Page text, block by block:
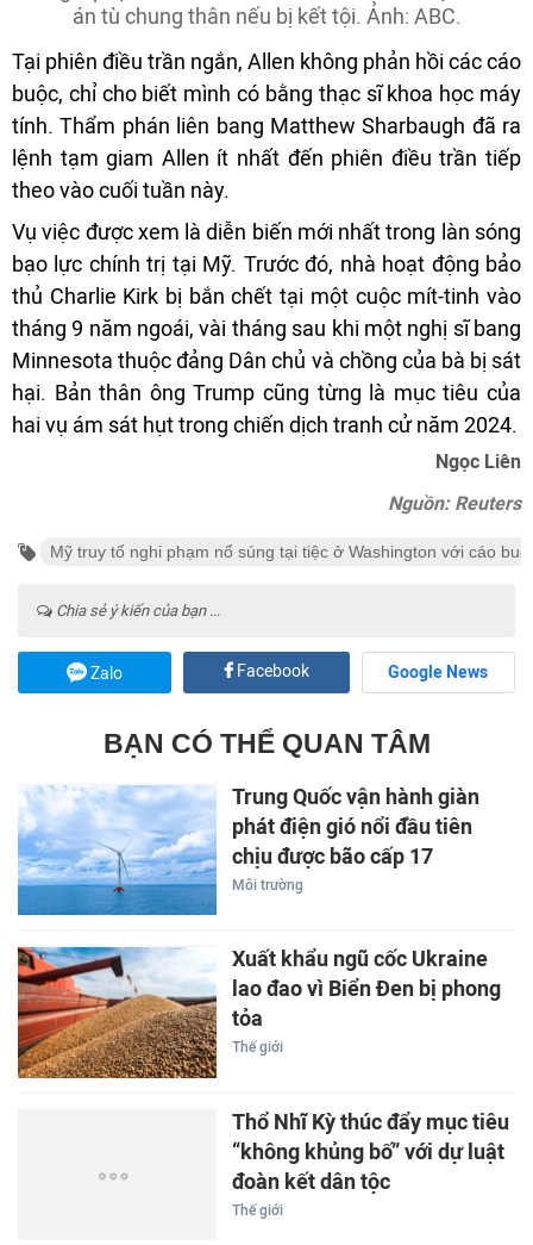
án tù chung thân nếu bị kết tội. Ảnh: ABC.
Tại phiên điều trần ngắn, Allen không phản hồi các cáo
buộc, chỉ cho biết mình có bằng thạc sĩ khoa học máy
tính. Thẩm phán liên bang Matthew Sharbaugh đã ra
lệnh tạm giam Allen ít nhất đến phiên điều trần tiếp
theo vào cuối tuần này.
Vụ việc được xem là diễn biến mới nhất trong làn sóng
bạo lực chính trị tại Mỹ. Trước đó, nhà hoạt động bảo
thủ Charlie Kirk bị bắn chết tại một cuộc mít-tinh vào
tháng 9 năm ngoái, vài tháng sau khi một nghị sĩ bang
Minnesota thuộc đảng Dân chủ và chồng của bà bị sát
hại. Bản thân ông Trump cũng từng là mục tiêu của
hai vụ ám sát hụt trong chiến dịch tranh cử năm 2024.
Ngọc Liên
Nguồn: Reuters
Mỹ truy tố nghi phạm nổ súng tại tiệc ở Washington với cáo
Chia sẻ ý kiến của bạn ...
Zalo Facebook Google News
BẠN CÓ THỂ QUAN TÂM
Trung Quốc vận hành giàn
phát điện gió nổi đầu tiên
chịu được bão cấp 17
Môi trường
Xuất khẩu ngũ cốc Ukraine
lao đao vì Biển Đen bị phong
tỏa
Thế giới
Thổ Nhĩ Kỳ thúc đẩy mục tiêu
“không khủng bố” với dự luật
đoàn kết dân tộc
Thế giới